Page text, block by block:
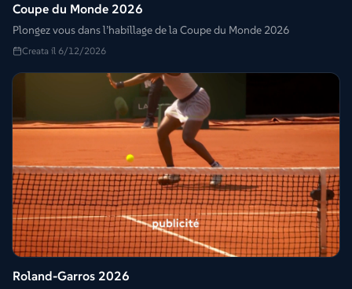
Coupe du Monde 2026
Plongez vous dans l’habillage de la Coupe du Monde 2026
Creata il 6/12/2026
Roland-Garros 2026